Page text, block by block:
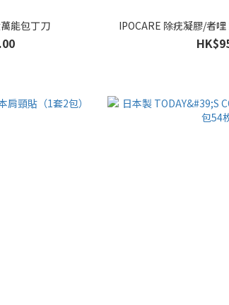
能包丁刀 IPOCARE 除疣凝膠/者哩